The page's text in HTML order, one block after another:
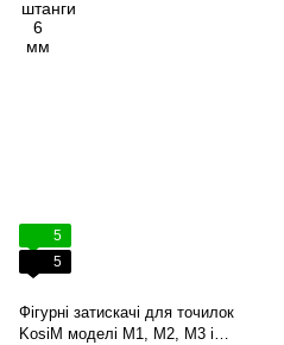
5
5
Фігурні затискачі для точилок
KosiM моделі М1, М2, М3 і